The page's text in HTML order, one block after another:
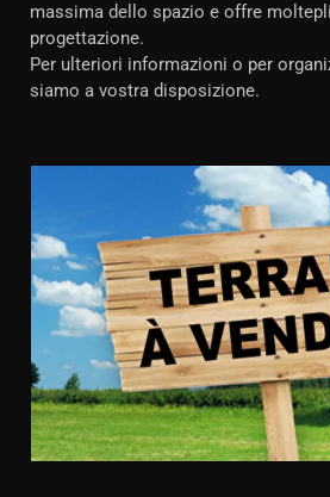
massima dello spazio e offre
progettazione.
Per ulteriori informazioni o per
siamo a vostra disposizione.